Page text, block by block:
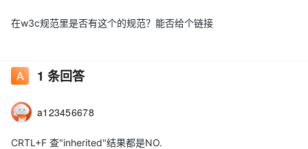
在w3c规范里是否有这个的规范？能否给个链接
1 条回答
a123456678
CRTL+F 查"inherited"结果都是NO.